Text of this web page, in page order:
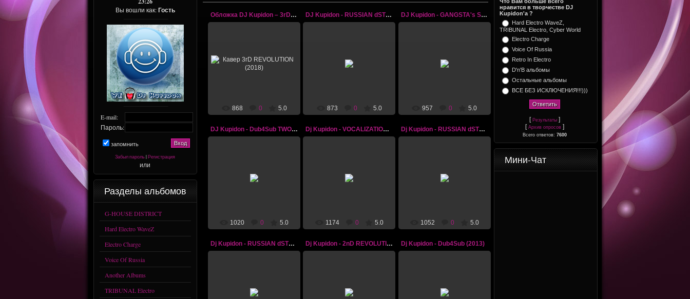
Вы вошли как:Гость
E-mail:
Пароль:
запомнить
Забыл пароль|Регистрация
или
Разделы альбомов
G-HOUSE DISTRICT
Hard Electro WaveZ
Electro Charge
Voice Of Russia
Another Albums
TRIBUNAL Electro
Обложка DJ Kupidon – 3rD REVOLUTION (2018)
Музыкальная обложка для
альбома DJ Kupidon – 3rD
REVOLUTION (2018)
868 0 5.0
DJ Kupidon - RUSSIAN dSTEp 3 (2015)
DJ Kupidon - RUSSIAN dSTEp
3 (2015)
873 0 5.0
DJ Kupidon - GANGSTA's SOUND DRIFT (2015)
DJ Kupidon - GANGSTA's
SOUND DRIFT (2015)
957 0 5.0
DJ Kupidon - Dub4Sub TWO (2015)
DJ Kupidon - Dub4Sub TWO
(2015)
1020 0 5.0
Dj Kupidon - VOCALIZATION 2 (2015)
Dj Kupidon - VOCALIZATION 2
(2015)
1174 0 5.0
Dj Kupidon - RUSSIAN dSTEp 2 (2014)
Dj Kupidon - RUSSIAN dSTEp
2 (2014)
1052 0 5.0
Dj Kupidon - RUSSIAN dSTEp (2014)
Dj Kupidon - RUSSIAN dSTEp
(2014)
Dj Kupidon - 2nD REVOLUTION (2013)
Dj Kupidon - 2nD
REVOLUTION (2013)
Dj Kupidon - Dub4Sub (2013)
Dj Kupidon - Dub4Sub (2013)
нравится в творчестве DJ
Kupidon'a ?
Hard Electro WaveZ,
TRIBUNAL Electro, Cyber World
Electro Charge
Voice Of Russia
Retro In Electro
D'n'B альбомы
Остальные альбомы
ВСЕ БЕЗ ИСКЛЮЧЕНИЯ!!!)))
[Результаты ]
[Архив опросов ]
Всего ответов:7600
Мини-Чат